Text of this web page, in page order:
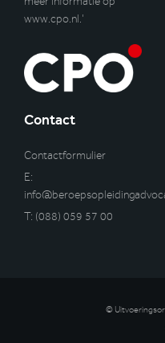
www.cpo.nl.’
Contact
Contactformulier
E:
T: (088) 059 57 00
©